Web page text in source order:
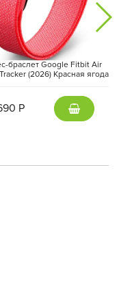
браслет Google Fitbit Air
(2026) Красная ягода
Р